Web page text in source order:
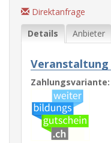
Direktanfrage
Details
Anbieter
Veranstaltung
Zahlungsvariante: